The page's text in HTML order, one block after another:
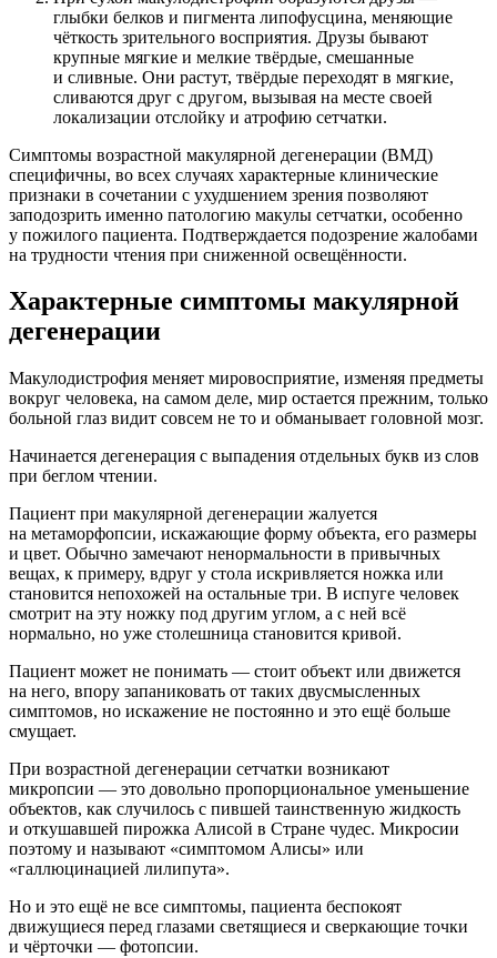
глыбки белков и пигмента липофусцина, меняющие
чёткость зрительного восприятия. Друзы бывают
крупные мягкие и мелкие твёрдые, смешанные
и сливные. Они растут, твёрдые переходят в мягкие,
сливаются друг с другом, вызывая на месте своей
локализации отслойку и атрофию сетчатки.
Симптомы возрастной макулярной дегенерации (ВМД)
специфичны, во всех случаях характерные клинические
признаки в сочетании с ухудшением зрения позволяют
заподозрить именно патологию макулы сетчатки, особенно
у пожилого пациента. Подтверждается подозрение жалобами
на трудности чтения при сниженной освещённости.
Характерные симптомы макулярной
дегенерации
Макулодистрофия меняет мировосприятие, изменяя предметы
вокруг человека, на самом деле, мир остается прежним, только
больной глаз видит совсем не то и обманывает головной мозг.
Начинается дегенерация с выпадения отдельных букв из слов
при беглом чтении.
Пациент при макулярной дегенерации жалуется
на метаморфопсии, искажающие форму объекта, его размеры
и цвет. Обычно замечают ненормальности в привычных
вещах, к примеру, вдруг у стола искривляется ножка или
становится непохожей на остальные три. В испуге человек
смотрит на эту ножку под другим углом, а с ней всё
нормально, но уже столешница становится кривой.
Пациент может не понимать — стоит объект или движется
на него, впору запаниковать от таких двусмысленных
симптомов, но искажение не постоянно и это ещё больше
смущает.
При возрастной дегенерации сетчатки возникают
микропсии — это довольно пропорциональное уменьшение
объектов, как случилось с пившей таинственную жидкость
и откушавшей пирожка Алисой в Стране чудес. Микросии
поэтому и называют «симптомом Алисы» или
«галлюцинацией лилипута».
Но и это ещё не все симптомы, пациента беспокоят
движущиеся перед глазами светящиеся и сверкающие точки
и чёрточки — фотопсии.